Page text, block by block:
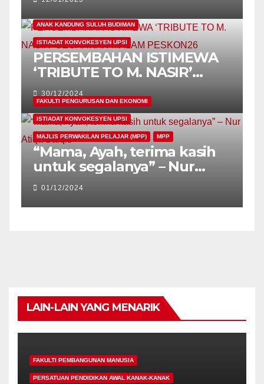
UPSI 2024
ANAK KANDUNG SULUH BUDIMAN
ISTIADAT KONVOKESYEN UPSI
PERSEMBAHAN ISTIMEWA
‘TRIBUTE TO M. NASIR’
GEGARKAN MALAM
PESKON26
30/12/2024
FAKULTI PENGURUSAN DAN EKONOMI
ISTIADAT KONVOKESYEN UPSI
MAJLIS PERWAKILAN PELAJAR (MPP) MPP
“Mama, Ayah, terima kasih
untuk segalanya” – Nur
Atiqa Balqis
01/12/2024
LAIN-LAIN YANG MENARIK
FAKULTI PEMBANGUNAN MANUSIA
PERSATUAN PENDIDIKAN AWAL KANAK-KANAK